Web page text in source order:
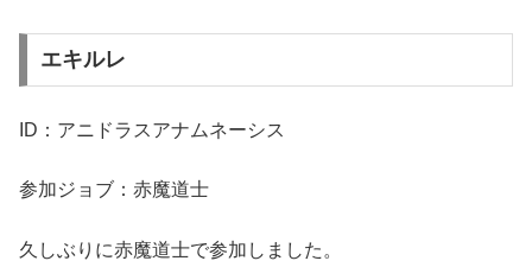
エキルレ
ID：アニドラスアナムネーシス
参加ジョブ：赤魔道士
久しぶりに赤魔道士で参加しました。